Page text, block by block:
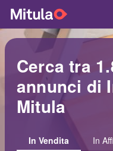
Cerca tra
annunci di
Mitula
In Vendita In